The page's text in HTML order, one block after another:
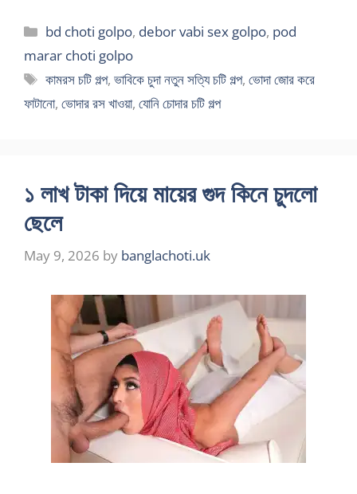
Categories
bd choti golpo, debor vabi sex golpo, pod
marar choti golpo
Tags
কামরস চটি গল্প,ভাবিকে চুদা নতুন সত্যি চটি গল্প,ভোদা জোর করে
ফাটানো, ভোদার রস খাওয়া, যোনি চোদার চটি গল্প
১ লাখ টাকা দিয়ে মায়ের গুদ কিনে চুদলো
ছেলে
May 9, 2026 by banglachoti.uk